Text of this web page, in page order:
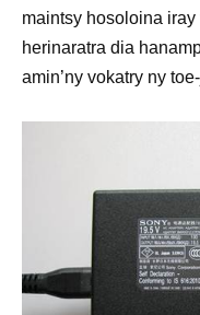
maintsy hosoloina
herinaratra dia
amin’ny vokatry ny